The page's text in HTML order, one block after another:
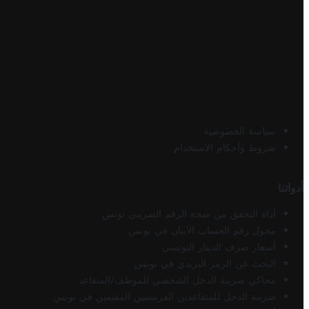
سياسة الخصوصية
شروط وأحكام الاستخدام
أدواتنا
أداة التحقق من صحة الرقم الضريبي تونس
محول رقم الحساب الآيبان في تونس
أسعار صرف الدينار التونسي
البحث عن الرمز البريدي في تونس
محاكي ضريبة الدخل الشخصي للموظف/المتقاعد
ضريبة الدخل للمتقاعدين الفرنسيين المقيمين في تونس